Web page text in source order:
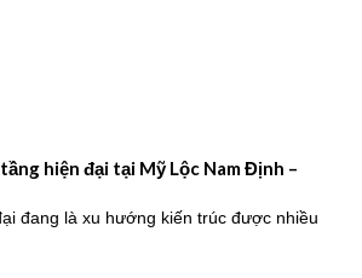
hiện đại tại Mỹ Lộc Nam Định –
đang là xu hướng kiến trúc được nhiều